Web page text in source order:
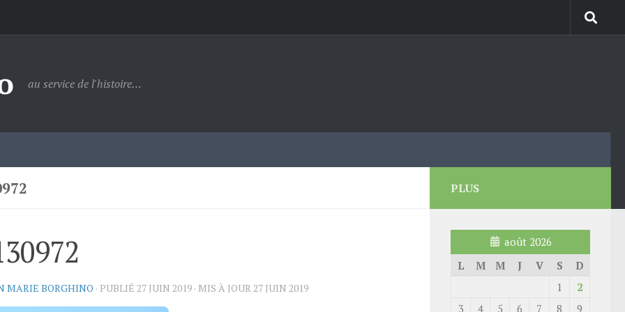
au service de l'histoire…
MARIE BORGHINO · PUBLIÉ 27 JUIN 2019 · MIS À JOUR 27 JUIN 2019
PLUS
août 2026
L
M M J V S
D
1
2
3
4 5 6 7 8
9